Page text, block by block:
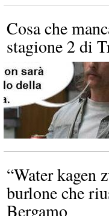
Cosa che
stagione 2 di
“Water kagen
burlone che
Bergamo